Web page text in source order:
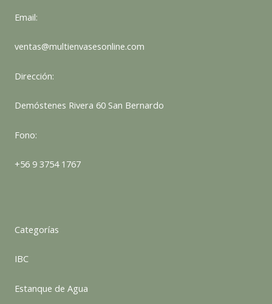
Email:
ventas@multienvasesonline.com
Dirección:
Demóstenes Rivera 60 San Bernardo
Fono:
+56 9 3754 1767
Categorías
IBC
Estanque de Agua